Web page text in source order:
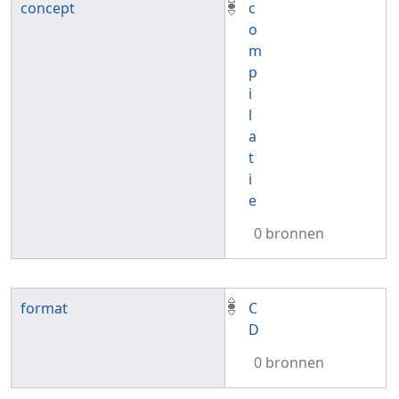
concept
c
o
m
p
i
l
a
t
i
e
0 bronnen
format
C
D
0 bronnen